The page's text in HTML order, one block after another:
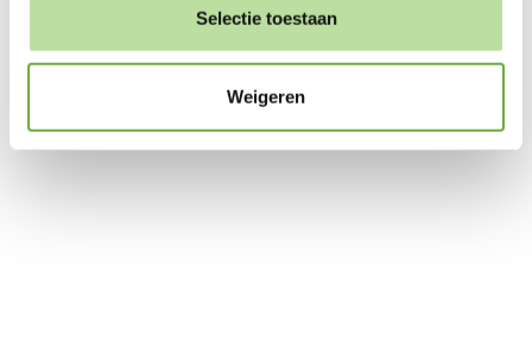
Selectie toestaan
Weigeren
post: